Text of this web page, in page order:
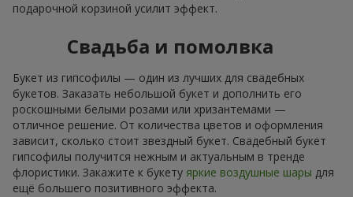
подарочной корзиной усилит эффект.
Свадьба и помолвка
Букет из гипсофилы — один из лучших для свадебных
букетов. Заказать небольшой букет и дополнить его
роскошными белыми розами или хризантемами —
отличное решение. От количества цветов и оформления
зависит, сколько стоит звездный букет. Свадебный букет
гипсофилы получится нежным и актуальным в тренде
флористики. Закажите к букету яркие воздушные шары для
ещё большего позитивного эффекта.